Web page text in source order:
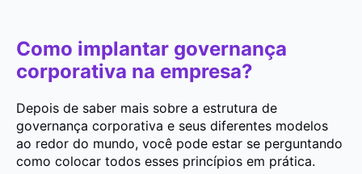
Como implantar governança
corporativa na empresa?
Depois de saber mais sobre a estrutura de
governança corporativa e seus diferentes modelos
ao redor do mundo, você pode estar se perguntando
como colocar todos esses princípios em prática.